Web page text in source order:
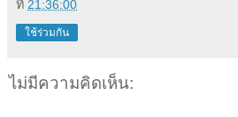
ที่ 21:36:00
ใช้ร่วมกัน
ไม่มีความคิดเห็น: